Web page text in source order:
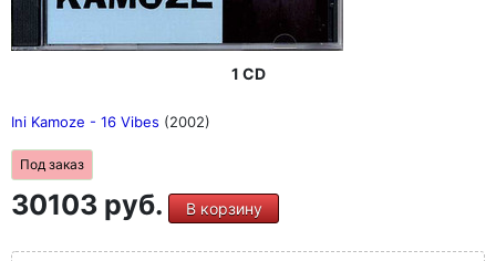
1 CD
Ini Kamoze - 16 Vibes (2002)
Под заказ
30103 руб. В корзину